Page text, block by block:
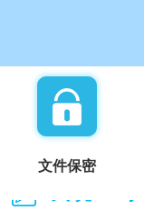
文件保密